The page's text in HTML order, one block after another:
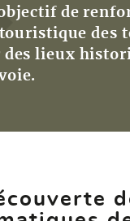
de
des
lieux